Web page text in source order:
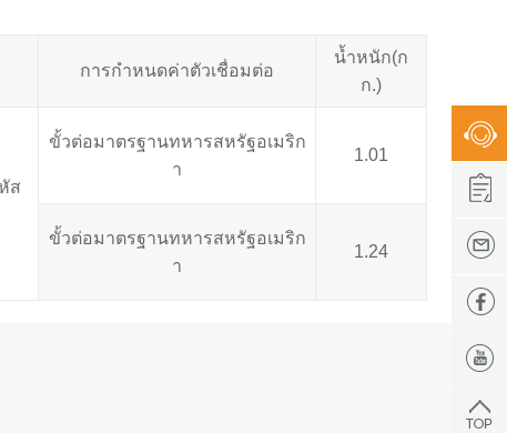
การกำหนดค่าตัวเชื่อมต่อ
น้ำหนัก(ก
ก.)
ส
ขั้วต่อมาตรฐานทหารสหรัฐอเมริก
า
1.01
ขั้วต่อมาตรฐานทหารสหรัฐอเมริก
า
1.24